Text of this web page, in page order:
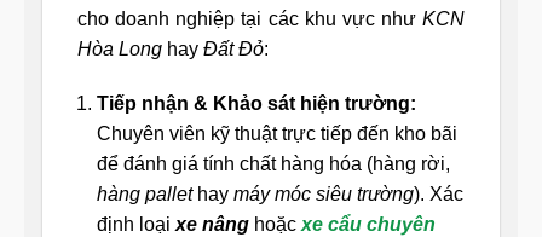
cho doanh nghiệp tại các khu vực như KCN
Hòa Long hay Đất Đỏ:
Tiếp nhận & Khảo sát hiện trường:
Chuyên viên kỹ thuật trực tiếp đến kho bãi
để đánh giá tính chất hàng hóa (hàng rời,
hàng pallethay máy móc siêu trường). Xác
định loạixe nânghoặcxe cẩu chuyên